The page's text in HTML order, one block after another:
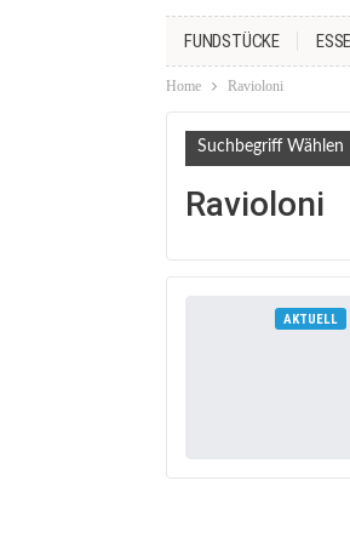
FUNDSTÜCKE
Home Ravioloni
Suchbegriff Wählen
Ravioloni
AKTUELL